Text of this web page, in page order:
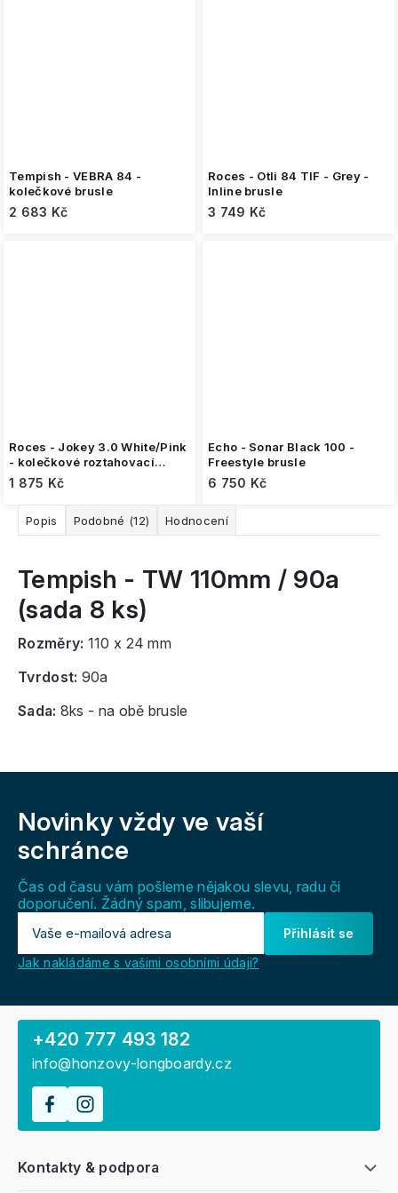
Tempish - VEBRA 84 -
kolečkové brusle
2 683 Kč
Roces - Otli 84 TIF - Grey -
Inline brusle
3 749 Kč
Roces - Jokey 3.0 White/Pink
- kolečkové roztahovací
brusle
1 875 Kč
Echo - Sonar Black 100 -
Freestyle brusle
6 750 Kč
Popis Podobné (12) Hodnocení
Tempish - TW 110mm / 90a
(sada 8 ks)
Rozměry: 110 x 24 mm
Tvrdost: 90a
Sada: 8ks - na obě brusle
Novinky vždy ve vaší
schránce
Čas od času vám pošleme nějakou slevu, radu či
doporučení. Žádný spam, slibujeme.
Přihlásit se
Jak nakládáme s vašimi osobními údaji?
Kontakty & podpora
+420 777 493 182
info@honzovy-longboardy.cz